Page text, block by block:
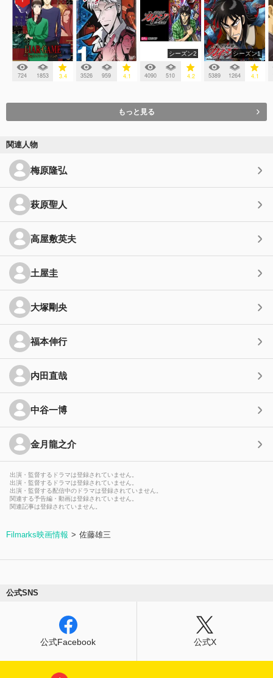
724 1853 3.4 3526 959 4.1
シーズン2
4090 510 4.2
シーズン1
5389 1264 4.1
もっと見る
関連人物
梅原隆弘
萩原聖人
高屋敷英夫
土屋圭
大塚剛央
福本伸行
内田直哉
中谷一博
金月龍之介
出演・監督するドラマは登録されていません。
出演・監督するドラマは登録されていません。
出演・監督する配信中のドラマは登録されていません。
関連する予告編・動画は登録されていません。
関連記事は登録されていません。
Filmarks映画情報 佐藤雄三
公式SNS
公式Facebook 公式X